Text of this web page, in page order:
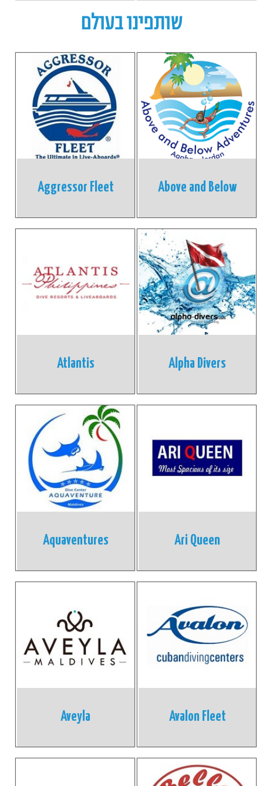
שותפינו בעולם
Above and Below
Aggressor Fleet
Alpha Divers
Atlantis
Ari Queen
Aquaventures
Avalon Fleet
Aveyla